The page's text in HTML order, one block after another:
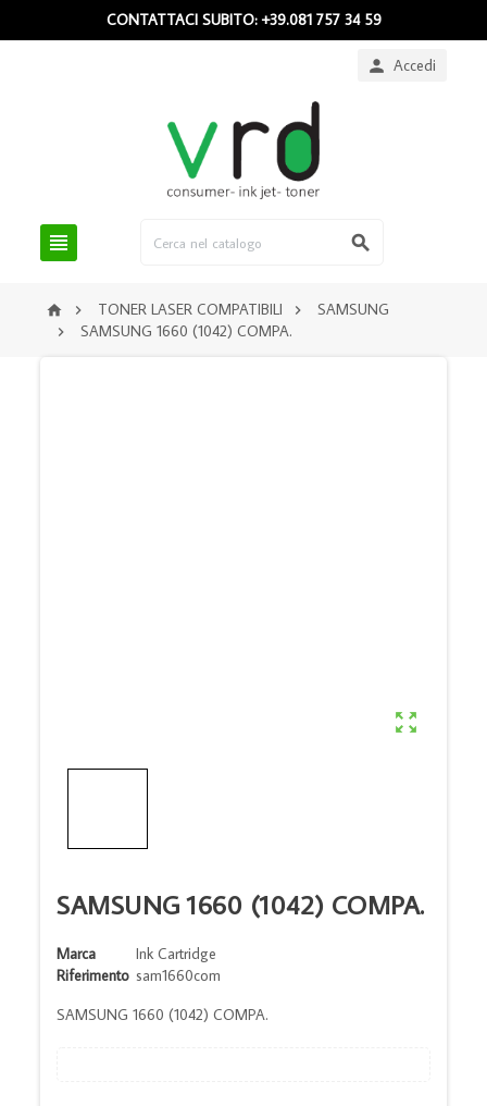
CONTATTACI SUBITO: +39.081 757 34 59
 Accedi
 
  TONER LASER COMPATIBILI  SAMSUNG
 SAMSUNG 1660 (1042) COMPA.

SAMSUNG 1660 (1042) COMPA.
Marca
Ink Cartridge
Riferimento sam1660com
SAMSUNG 1660 (1042) COMPA.